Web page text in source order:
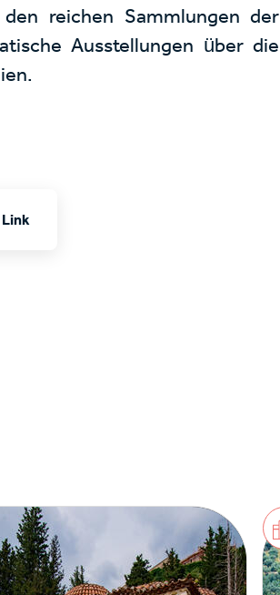
reichen Sammlungen der
Ausstellungen über die
Link